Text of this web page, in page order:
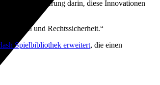
Herausforderung darin, diese Innovationen
und Rechtssicherheit.“
Spielbibliothek erweitert, die einen